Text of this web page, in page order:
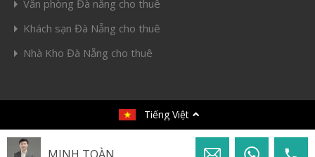
Văn phòng Đà nẵng cho thuê
Khách sạn Đà Nẵng cho thuê
Nhà Kho Đà Nẵng cho thuê
© 2020. All rights reserved.
Tiếng Việt
MINH TOÀN